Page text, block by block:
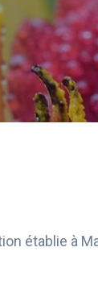
établie à